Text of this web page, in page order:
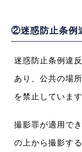
②迷惑防止条例
迷惑防止条例違
あり、公共の場
を禁止しています
撮影罪が適用で
の上から撮影す